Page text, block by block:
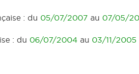
: du 05/07/2007 au 07/05/
: du 06/07/2004 au 03/11/2005